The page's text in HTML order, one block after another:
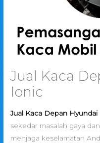
Jual Kaca
Ionic
Jual Kaca Depan Hyundai
sekedar masalah gaya
menjaga keselamatan